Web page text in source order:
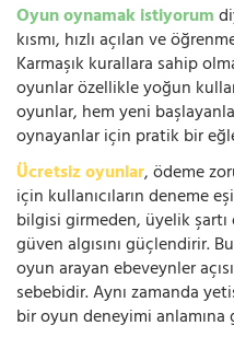
Oyun oynamak istiyorum
kısmı, hızlı açılan ve
Karmaşık kurallara sahip
oyunlar özellikle yoğun
oyunlar, hem yeni
oynayanlar için pratik bir
Ücretsiz oyunlar, ödeme
için kullanıcıların deneme
bilgisi girmeden, üyelik
güven algısını güçlendirir.
oyun arayan ebeveynler
sebebidir. Aynı zamanda
bir oyun deneyimi